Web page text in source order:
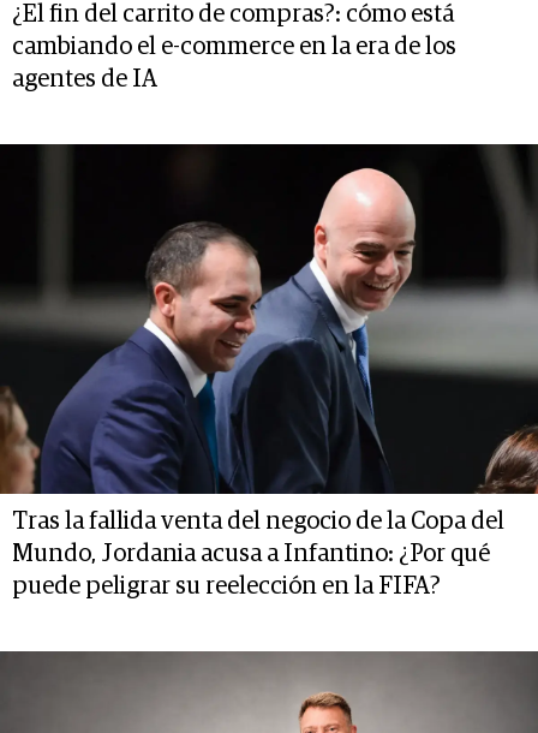
¿El fin del carrito de compras?: cómo está
cambiando el e-commerce en la era de los
agentes de IA
Tras la fallida venta del negocio de la Copa del
Mundo, Jordania acusa a Infantino: ¿Por qué
puede peligrar su reelección en la FIFA?